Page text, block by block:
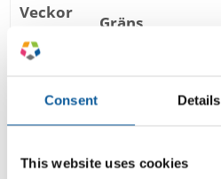
Consent Details
This website uses cookies
Veckor
Gräns
Vecka 1–
2
Omfattning och
standarder